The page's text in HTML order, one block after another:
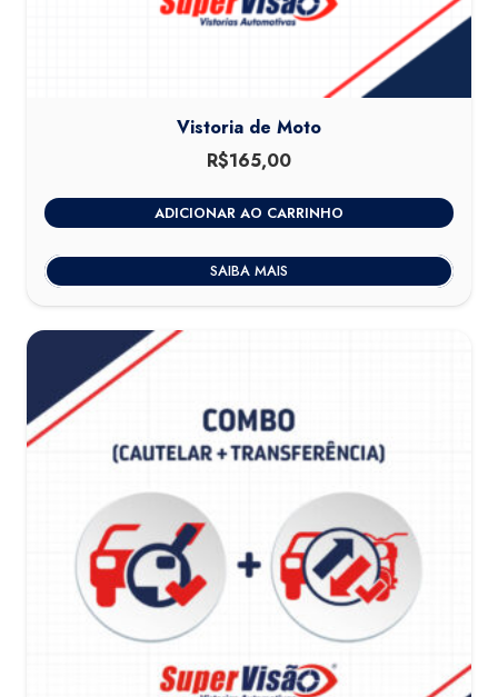
Vistoria de Moto
R$165,00
ADICIONAR AO CARRINHO
SAIBA MAIS